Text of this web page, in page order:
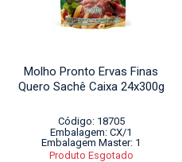
Molho Pronto Ervas Finas
Quero Sachê Caixa 24x300g
Código: 18705
Embalagem: CX/1
Embalagem Master: 1
Produto Esgotado